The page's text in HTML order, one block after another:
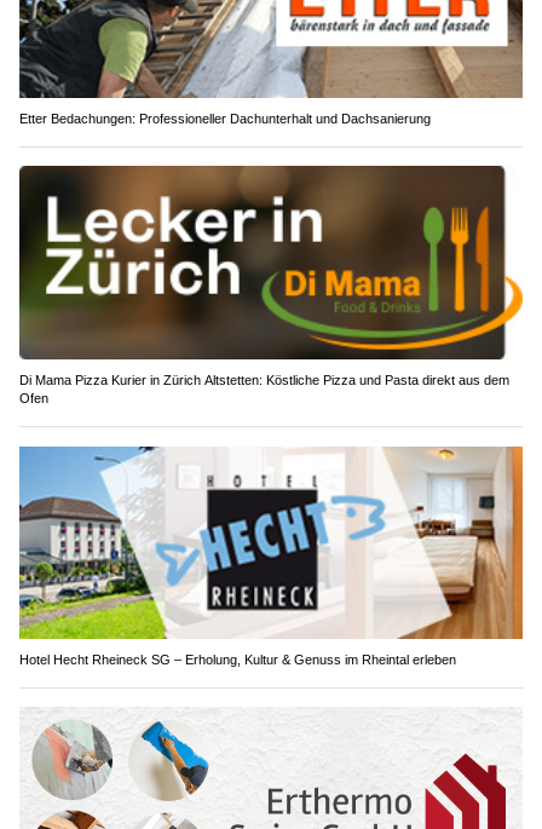
Etter Bedachungen: Professioneller Dachunterhalt und Dachsanierung
Di Mama Pizza Kurier in Zürich Altstetten: Köstliche Pizza und Pasta direkt aus dem
Ofen
Hotel Hecht Rheineck SG – Erholung, Kultur & Genuss im Rheintal erleben